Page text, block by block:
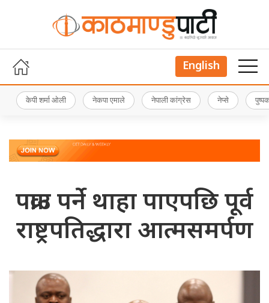
English
केपी शर्मा ओली नेकपा एमाले नेपाली कांग्रेस नेप्से
पक्राउ पर्ने थाहा पाएपछि पूर्व
राष्ट्रपतिद्धारा आत्मसमर्पण